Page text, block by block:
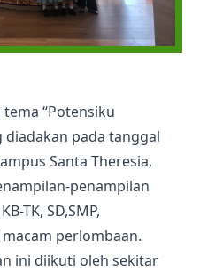
“Potensiku
diadakan pada tanggal
Santa Theresia,
penampilan
TK, SD,SMP,
perlombaan.
ini diikuti oleh sekitar